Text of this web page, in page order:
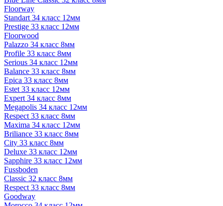
Floorway
Standart 34 класс 12мм
Prestige 33 класс 12мм
Floorwood
Palazzo 34 класс 8мм
Profile 33 класс 8мм
Serious 34 класс 12мм
Balance 33 класс 8мм
Epica 33 класс 8мм
Estet 33 класс 12мм
Expert 34 класс 8мм
Megapolis 34 класс 12мм
Respect 33 класс 8мм
Maxima 34 класс 12мм
Briliance 33 класс 8мм
City 33 класс 8мм
Deluxe 33 класс 12мм
Sapphire 33 класс 12мм
Fussboden
Classic 32 класс 8мм
Respect 33 класс 8мм
Goodway